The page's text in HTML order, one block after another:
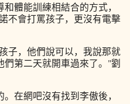
體能訓練相結合的方式，
不會打罵孩子，更沒有電擊
子，他們說可以，我說那就
第二天就開車過來了。"劉
在網吧沒有找到李傲後，